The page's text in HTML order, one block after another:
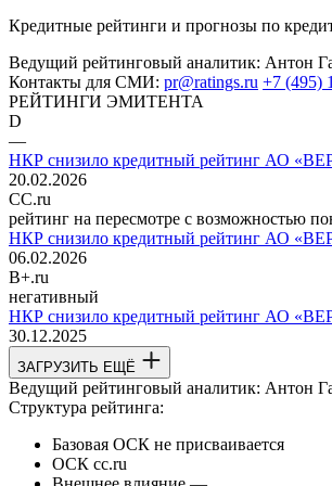
Кредитные рейтинги и прогнозы по
Ведущий рейтинговый аналитик: Антон
Контакты для СМИ: pr@ratings.ru +7 (495)
РЕЙТИНГИ ЭМИТЕНТА
D
—
НКР снизило кредитный рейтинг АО
20.02.2026
CC.ru
рейтинг на пересмотре с возможностью
НКР снизило кредитный рейтинг АО
06.02.2026
B+.ru
негативный
НКР снизило кредитный рейтинг АО
30.12.2025
ЗАГРУЗИТЬ ЕЩЁ
Ведущий рейтинговый аналитик: Антон
Структура рейтинга:
Базовая ОСК не присваивается
ОСК cc.ru